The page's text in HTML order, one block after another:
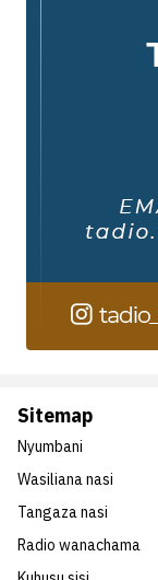
Sitemap
Nyumbani
Wasiliana nasi
Tangaza nasi
Radio wanachama